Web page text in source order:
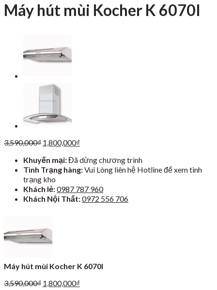
Máy hút mùi Kocher K 6070I
3,590,000₫ Giá
là:
3,590,000₫.
1,800,000₫
tại
là:
Khuyến mại:Đã dừng chương trình
Tình Trạng hàng:Vui Lòng liên hệ Hotline để xem tình
trạng kho
Khách lẻ:0987 787 960
Khách Nội Thất:0972 556 706
Máy hút mùi Kocher K 6070I
3,590,000₫ Giá
1,800,000₫